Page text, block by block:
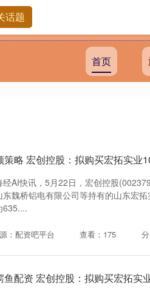
首页
话题
策略 宏创控股：拟购买宏拓实业
经AI快讯，5月22日，宏创控股
东魏桥铝电有限公司等持有的山东宏
635....
：配资吧平台 查看：175
鱼配资 宏创控股：拟购买宏拓实